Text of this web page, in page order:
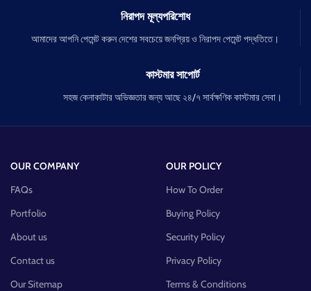
নিরাপদ মূল্যপরিশোধ
আমাদের আপনি পেমেন্ট করুন দেশের সবচেয়ে জনপ্রিয় ও নিরাপদ পেমেন্ট পদ্ধতিতে।
কাস্টমার সাপোর্ট
সহজ কেনাকাটার অভিজ্ঞতার জন্য আছে ২৪/৭ সার্বক্ষণিক কাস্টমার সেবা।
OUR COMPANY
FAQs
Portfolio
About us
Contact us
Our Sitemap
OUR POLICY
How To Order
Buying Policy
Security Policy
Privacy Policy
Terms & Conditions